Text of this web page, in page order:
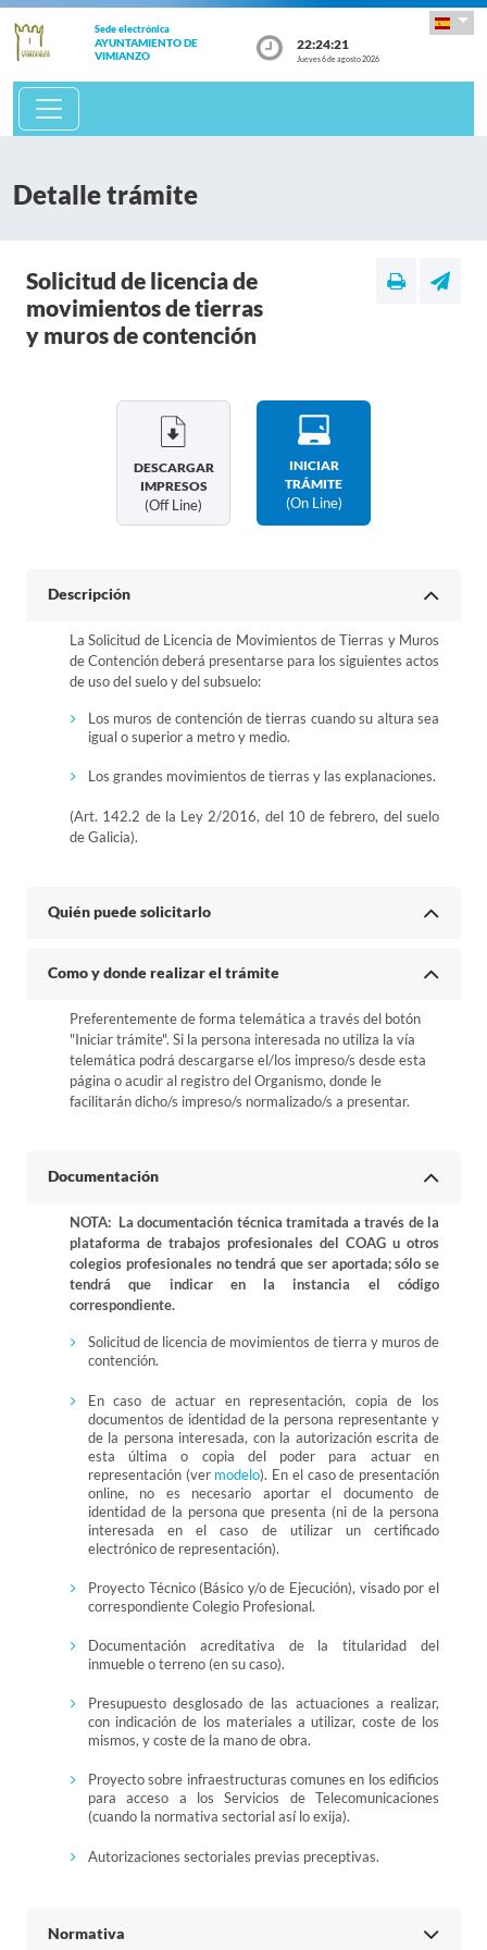
Sede electrónica
AYUNTAMIENTO DE
VIMIANZO
22:24:21
Jueves 6 de agosto 2026
Detalle trámite
Solicitud de licencia de
movimientos de tierras
y muros de contención
DESCARGAR
IMPRESOS
(off Line)
INICIAR
TRÁMITE
(on Line)
Descripción
La Solicitud de Licencia de Movimientos de Tierras y Muros
de Contención deberá presentarse para los siguientes actos
de uso del suelo y del subsuelo:
Los muros de contención de tierras cuando su altura sea
igual o superior a metro y medio.
Los grandes movimientos de tierras y las explanaciones.
(Art. 142.2 de la Ley 2/2016, del 10 de febrero, del suelo
de Galicia).
Quién puede solicitarlo
Como y donde realizar el trámite
Preferentemente de forma telemática a través del botón
"Iniciar trámite". Si la persona interesada no utiliza la vía
telemática podrá descargarse el/los impreso/s desde esta
página o acudir al registro del Organismo, donde le
facilitarán dicho/s impreso/s normalizado/s a presentar.
Documentación
NOTA: La documentación técnica tramitada a través de la
plataforma de trabajos profesionales del COAG u otros
colegios profesionales no tendrá que ser aportada; sólo se
tendrá que indicar en la instancia el código
correspondiente.
Solicitud de licencia de movimientos de tierra y muros de
contención.
En caso de actuar en representación, copia de los
documentos de identidad de la persona representante y
de la persona interesada, con la autorización escrita de
esta última o copia del poder para actuar en
representación (ver modelo). En el caso de presentación
online, no es necesario aportar el documento de
identidad de la persona que presenta (ni de la persona
interesada en el caso de utilizar un certificado
electrónico de representación).
Proyecto Técnico (Básico y/o de Ejecución), visado por el
correspondiente Colegio Profesional.
Documentación acreditativa de la titularidad del
inmueble o terreno (en su caso).
Presupuesto desglosado de las actuaciones a realizar,
con indicación de los materiales a utilizar, coste de los
mismos, y coste de la mano de obra.
Proyecto sobre infraestructuras comunes en los edificios
para acceso a los Servicios de Telecomunicaciones
(cuando la normativa sectorial así lo exija).
Autorizaciones sectoriales previas preceptivas.
Normativa